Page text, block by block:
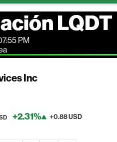
LQDT
PM
Inc
+2.31% +0.88 USD